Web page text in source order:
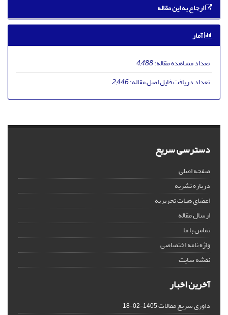
ارجاع به این مقاله
آمار
تعداد مشاهده مقاله:4,488
تعداد دریافت فایل اصل مقاله:2,446
دسترسی سریع
صفحه اصلی
درباره نشریه
اعضای هیات تحریریه
ارسال مقاله
تماس با ما
واژه نامه اختصاصی
نقشه سایت
آخرین اخبار
داوری سریع مقالات1405-02-18